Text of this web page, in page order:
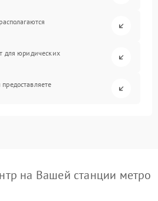
для юридических
на Вашей станции метро